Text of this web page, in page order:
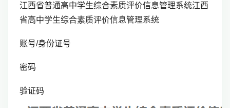
江西省普通高中学生综合素质评价信息管理系统江西
省高中学生综合素质评价信息管理系统
账号/身份证号
密码
验证码